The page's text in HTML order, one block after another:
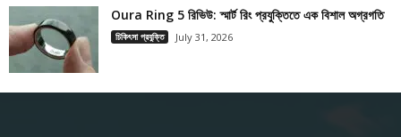
Oura Ring 5 রিভিউ: স্মার্ট রিং প্রযুক্তিতে এক বিশাল অগ্রগতি
চিকিৎসা প্রযুক্তি July 31, 2026